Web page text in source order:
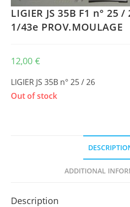
LIGIER JS 35B F1 n° 25
1/43e PROV.MOULAGE
12,00€
LIGIER JS 35B n° 25 / 26
Out of stock
ADDITIONAL
Description